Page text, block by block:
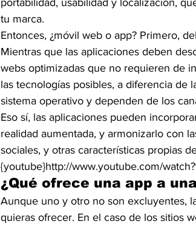
portabilidad, usabilidad y localización,
tu marca.
Entonces, ¿móvil web o app? Primero,
Mientras que las aplicaciones deben
webs optimizadas que no requieren de
las tecnologías posibles, a diferencia de
sistema operativo y dependen de los
Eso sí, las aplicaciones pueden
realidad aumentada, y armonizarlo con
sociales, y otras características propias
{youtube}http://www.youtube.com/
¿Qué ofrece una app a
Aunque uno y otro no son excluyentes,
quieras ofrecer. En el caso de los sitios